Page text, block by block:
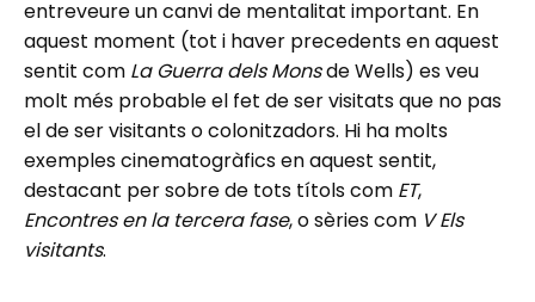
entreveure un canvi de mentalitat important. En
aquest moment (tot i haver precedents en aquest
sentit com La Guerra dels Monsde Wells) es veu
molt més probable el fet de ser visitats que no pas
el de ser visitants o colonitzadors. Hi ha molts
exemples cinematogràfics en aquest sentit,
destacant per sobre de tots títols com ET,
Encontres en la tercera fase, o sèries com V Els
visitants.